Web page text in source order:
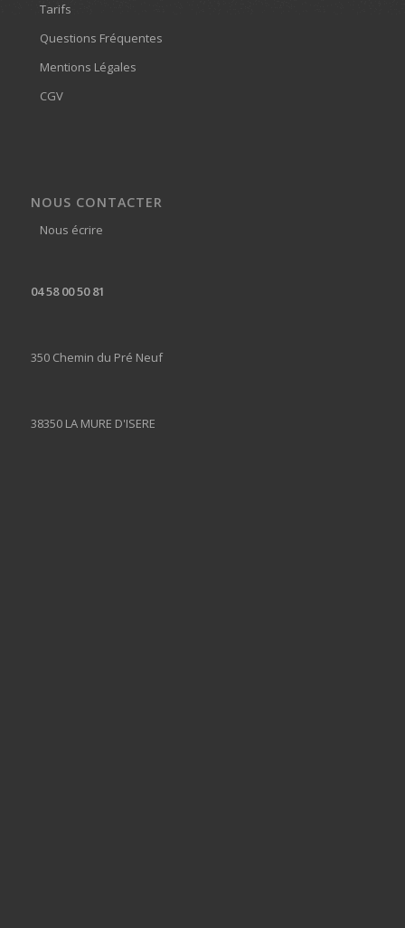
Tarifs
Questions Fréquentes
Mentions Légales
CGV
NOUS CONTACTER
Nous écrire
04 58 00 50 81
350 Chemin du Pré Neuf
38350 LA MURE D'ISERE